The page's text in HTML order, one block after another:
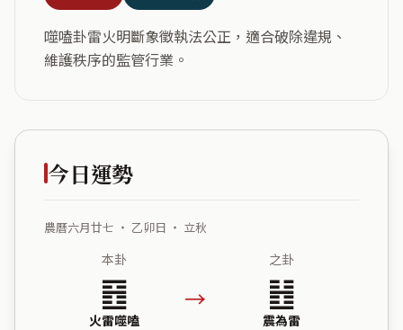
噬嗑卦雷火明斷象徵執法公正，適合破除違規、
維護秩序的監管行業。
今日運勢
農曆六月廿七 ・ 乙卯日 ・ 立秋
本卦
䷔
火雷噬嗑
→
之卦
䷲
震為雷